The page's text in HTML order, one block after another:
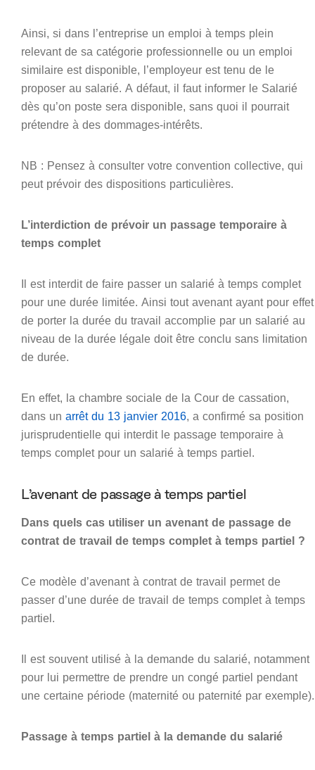
Ainsi, si dans l’entreprise un emploi à temps plein
relevant de sa catégorie professionnelle ou un emploi
similaire est disponible, l’employeur est tenu de le
proposer au salarié. A défaut, il faut informer le Salarié
dès qu’on poste sera disponible, sans quoi il pourrait
prétendre à des dommages-intérêts.
NB : Pensez à consulter votre convention collective, qui
peut prévoir des dispositions particulières.
L’interdiction de prévoir un passage temporaire à
temps complet
Il est interdit de faire passer un salarié à temps complet
pour une durée limitée. Ainsi tout avenant ayant pour effet
de porter la durée du travail accomplie par un salarié au
niveau de la durée légale doit être conclu sans limitation
de durée.
En effet, la chambre sociale de la Cour de cassation,
dans un arrêt du 13 janvier 2016, a confirmé sa position
jurisprudentielle qui interdit le passage temporaire à
temps complet pour un salarié à temps partiel.
L’avenant de passage à temps partiel
Dans quels cas utiliser un avenant de passage de
contrat de travail de temps complet à temps partiel ?
Ce modèle d’avenant à contrat de travail permet de
passer d’une durée de travail de temps complet à temps
partiel.
Il est souvent utilisé à la demande du salarié, notamment
pour lui permettre de prendre un congé partiel pendant
une certaine période (maternité ou paternité par exemple).
Passage à temps partiel à la demande du salarié